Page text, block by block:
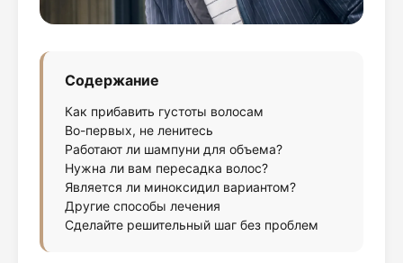
Содержание
Как прибавить густоты волосам
Во-первых, не ленитесь
Работают ли шампуни для объема?
Нужна ли вам пересадка волос?
Является ли миноксидил вариантом?
Другие способы лечения
Сделайте решительный шаг без проблем